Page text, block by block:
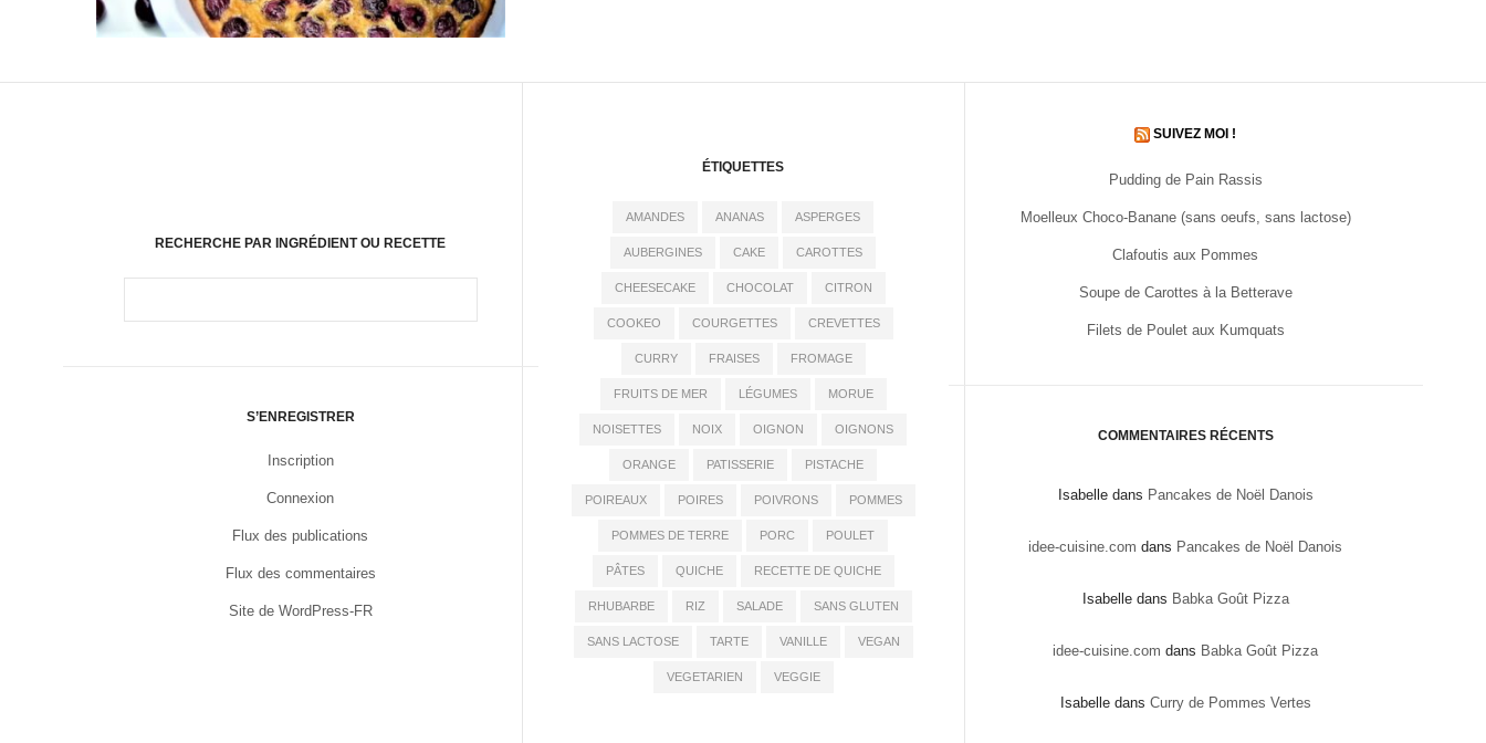
RECHERCHE PAR INGRÉDIENT OU RECETTE
S’ENREGISTRER
Inscription
Connexion
Flux des publications
Flux des commentaires
Site de WordPress-FR
ÉTIQUETTES
AMANDES ANANAS ASPERGES
AUBERGINES CAKE CAROTTES
CHEESECAKE CHOCOLAT CITRON
COOKEO COURGETTES CREVETTES
CURRY FRAISES FROMAGE
FRUITS DE MER LÉGUMES MORUE
NOISETTES NOIX OIGNON OIGNONS
ORANGE PATISSERIE PISTACHE
POIREAUX POIRES POIVRONS POMMES
POMMES DE TERRE PORC POULET
PÂTES QUICHE RECETTE DE QUICHE
RHUBARBE RIZ SALADE SANS GLUTEN
SANS LACTOSE TARTE VANILLE VEGAN
VEGETARIEN VEGGIE
SUIVEZ MOI !
Pudding de Pain Rassis
Moelleux Choco-Banane (sans oeufs, sans lactose)
Clafoutis aux Pommes
Soupe de Carottes à la Betterave
Filets de Poulet aux Kumquats
COMMENTAIRES RÉCENTS
Isabelledans Pancakes de Noël Danois
idee-cuisine.com dans Pancakes de Noël Danois
Isabelledans Babka Goût Pizza
idee-cuisine.com dans Babka Goût Pizza
Isabelledans Curry de Pommes Vertes